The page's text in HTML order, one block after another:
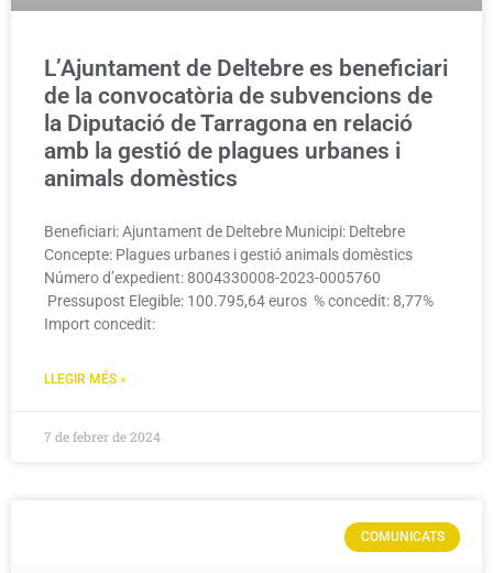
L’Ajuntament de Deltebre es beneficiari
de la convocatòria de subvencions de
la Diputació de Tarragona en relació
amb la gestió de plagues urbanes i
animals domèstics
Beneficiari: Ajuntament de Deltebre Municipi: Deltebre
Concepte: Plagues urbanes i gestió animals domèstics
Número d’expedient: 8004330008-2023-0005760
Pressupost Elegible: 100.795,64 euros % concedit: 8,77%
Import concedit:
LLEGIR MÉS »
7 de febrer de 2024
COMUNICATS